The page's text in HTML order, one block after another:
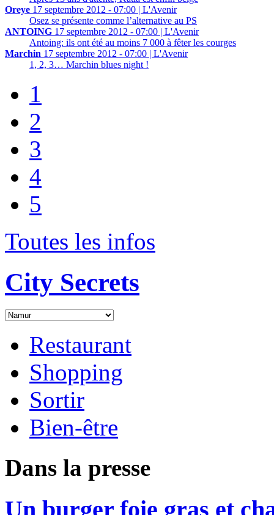
Oreye 17 septembre 2012 - 07:00 | L'Avenir
Osez se présente comme l’alternative au PS
ANTOING 17 septembre 2012 - 07:00 | L'Avenir
Antoing: ils ont été au moins 7 000 à fêter les courges
Marchin 17 septembre 2012 - 07:00 | L'Avenir
1, 2, 3… Marchin blues night !
1
2
3
4
5
Toutes les infos
City Secrets
Restaurant
Shopping
Sortir
Bien-être
Dans la presse
Un burger foie gras et